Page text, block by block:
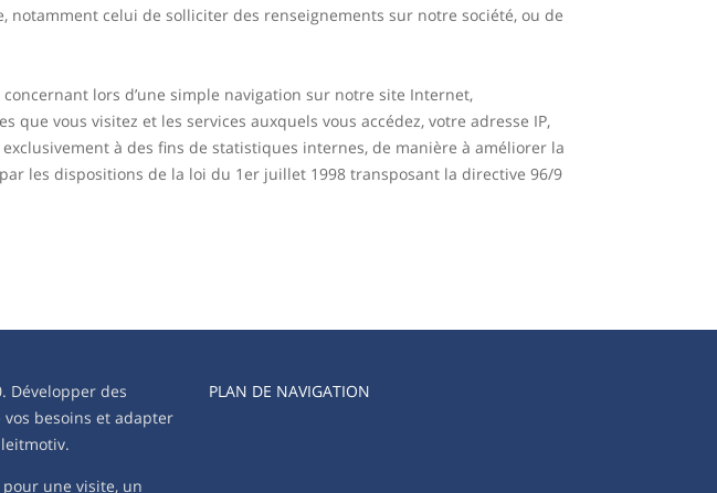
notamment celui de solliciter des renseignements sur notre société, ou de
lors d’une simple navigation sur notre site Internet,
vous visitez et les services auxquels vous accédez, votre adresse IP,
à des fins de statistiques internes, de manière à améliorer la
les dispositions de la loi du 1er juillet 1998 transposant la directive 96/9
Développer des
besoins et adapter
pour une visite, un
PLAN DE NAVIGATION